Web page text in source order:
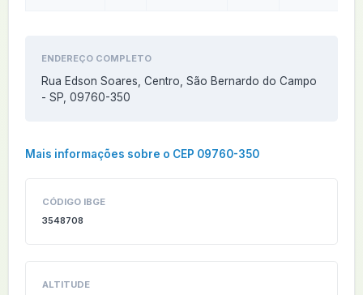
ENDEREÇO COMPLETO
Rua Edson Soares, Centro, São Bernardo do Campo
- SP, 09760-350
Mais informações sobre o CEP 09760-350
CÓDIGO IBGE
3548708
ALTITUDE